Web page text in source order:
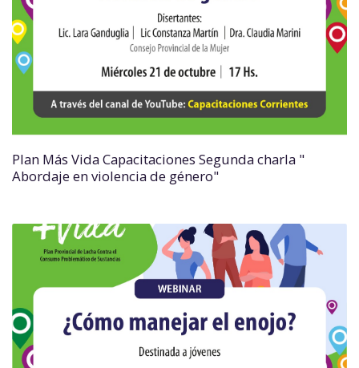
Plan Más Vida Capacitaciones Segunda charla "
Abordaje en violencia de género"